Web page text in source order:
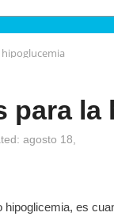
para
agosto 18,
es